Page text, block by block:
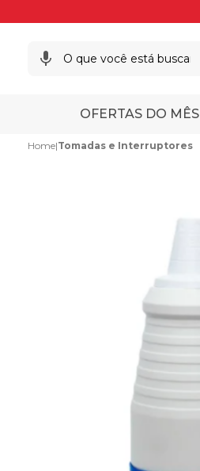
OFERTAS DO MÊS
Home|Tomadas e Interruptores